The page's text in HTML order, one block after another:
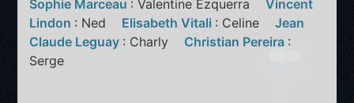
Sophie Marceau : Valentine EzquerraVincent
Lindon : Ned Elisabeth Vitali : CelineJean
Claude Leguay : Charly Christian Pereira :
Serge